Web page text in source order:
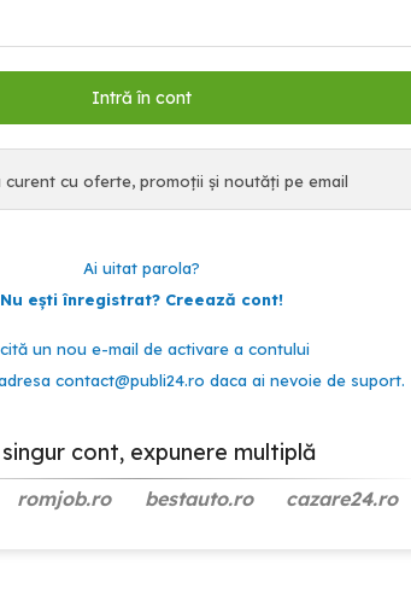
curent cu oferte, promoții și noutăți pe email
Ai uitat parola?
Nu ești înregistrat? Creează cont!
un nou e-mail de activare a contului
contact@publi24.ro daca ai nevoie de suport.
singur cont, expunere multiplă
romjob.ro bestauto.ro cazare24.ro